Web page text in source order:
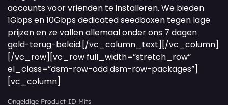
accounts voor vrienden te installeren. We bieden
1Gbps en 10Gbps dedicated seedboxen tegen lage
prijzen en ze vallen allemaal onder ons 7 dagen
geld-terug-beleid.[/vc_column_text][/vc_column]
[/vc_row][vc_row full_width=”stretch_row”
el_class=”dsm-row-odd dsm-row-packages”]
[vc_column]
Ongeldige Product-ID Mits